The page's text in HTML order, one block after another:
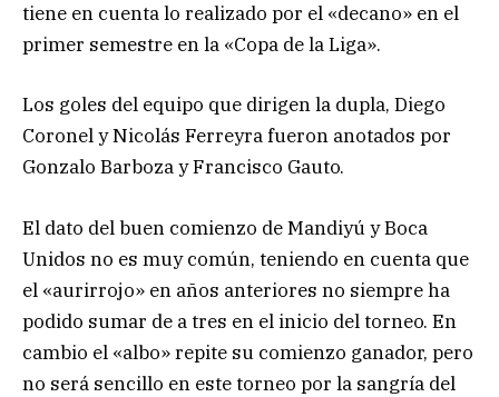
tiene en cuenta lo realizado por el «decano» en el
primer semestre en la «Copa de la Liga».
Los goles del equipo que dirigen la dupla, Diego
Coronel y Nicolás Ferreyra fueron anotados por
Gonzalo Barboza y Francisco Gauto.
El dato del buen comienzo de Mandiyú y Boca
Unidos no es muy común, teniendo en cuenta que
el «aurirrojo» en años anteriores no siempre ha
podido sumar de a tres en el inicio del torneo. En
cambio el «albo» repite su comienzo ganador, pero
no será sencillo en este torneo por la sangría del